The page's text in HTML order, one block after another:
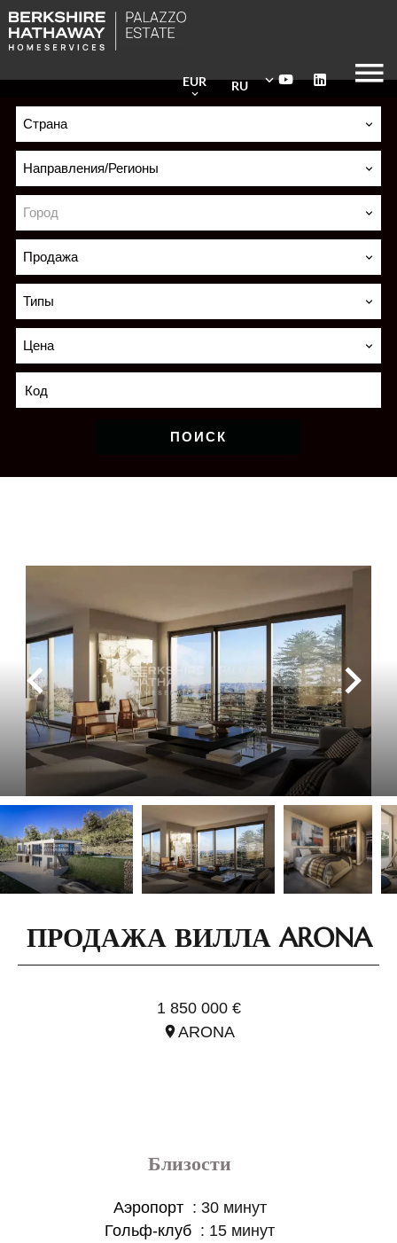
RU
EUR
Страна
Направления/Регионы
Город
Продажа
Типы
Цена
ПОИСК
ПРОДАЖА ВИЛЛА ARONA
1 850 000 €
ARONA
Близости
Аэропорт
30 минут
Гольф-клуб
15 минут